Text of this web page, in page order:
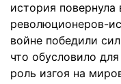
история
революционеров-
войне победили
что обусловило
роль изгоя на